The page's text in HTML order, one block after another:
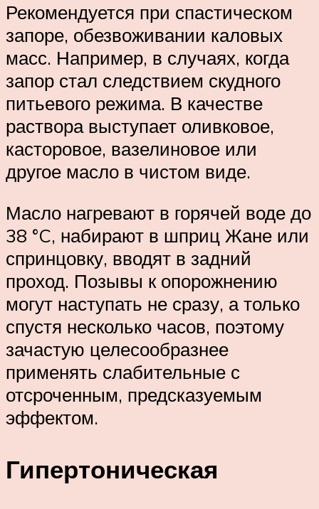
Рекомендуется при спастическом
запоре, обезвоживании каловых
масс. Например, в случаях, когда
запор стал следствием скудного
питьевого режима. В качестве
раствора выступает оливковое,
касторовое, вазелиновое или
другое масло в чистом виде.
Масло нагревают в горячей воде до
38 °C, набирают в шприц Жане или
спринцовку, вводят в задний
проход. Позывы к опорожнению
могут наступать не сразу, а только
спустя несколько часов, поэтому
зачастую целесообразнее
применять слабительные с
отсроченным, предсказуемым
эффектом.
Гипертоническая